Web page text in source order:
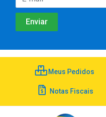
Meus Pedidos
Notas Fiscais